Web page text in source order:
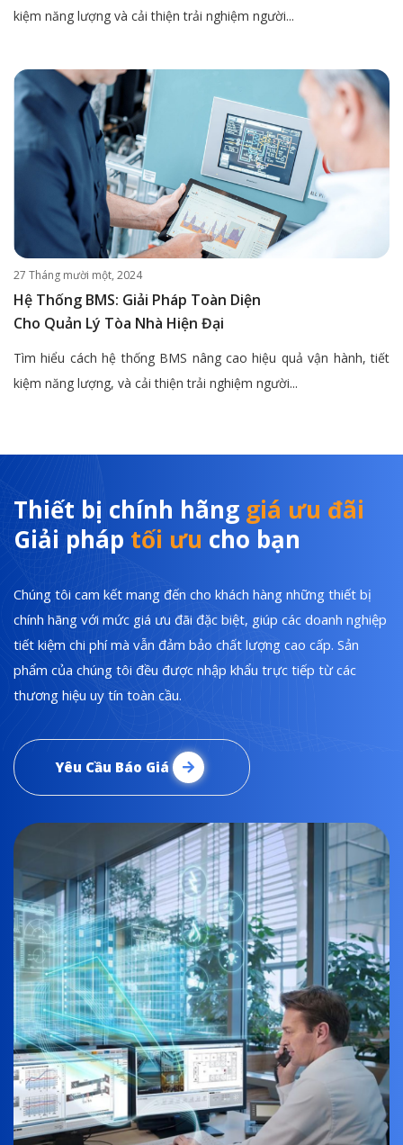
kiệm năng lượng và cải thiện trải nghiệm người...
27 Tháng mười một, 2024
Hệ Thống BMS: Giải Pháp Toàn Diện
Cho Quản Lý Tòa Nhà Hiện Đại
Tìm hiểu cách hệ thống BMS nâng cao hiệu quả vận hành, tiết
kiệm năng lượng, và cải thiện trải nghiệm người...
Thiết bị chính hãng giá ưu đãi
Giải pháp tối ưu cho bạn
Chúng tôi cam kết mang đến cho khách hàng những thiết bị
chính hãng với mức giá ưu đãi đặc biệt, giúp các doanh nghiệp
tiết kiệm chi phí mà vẫn đảm bảo chất lượng cao cấp. Sản
phẩm của chúng tôi đều được nhập khẩu trực tiếp từ các
thương hiệu uy tín toàn cầu.
Yêu Cầu Báo Giá